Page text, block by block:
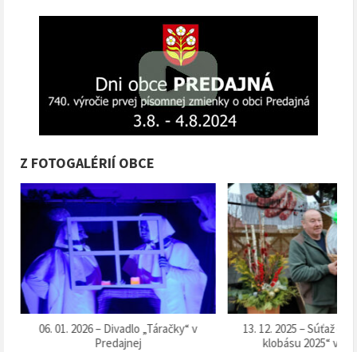
Z FOTOGALÉRIÍ OBCE
06. 01. 2026 – Divadlo „Táračky“ v
Predajnej
13. 12. 2025 – Súťaž o
klobásu 2025“ v